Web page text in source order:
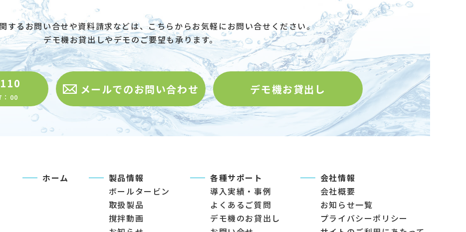
するお問い合せや資料請求などは、こちらからお気軽にお問い合せください。
デモ機お貸出しやデモのご要望も承ります。
：00
メールでのお問い合わせ デモ機お貸出し
ホーム
製品情報
ボールタービン
取扱製品
撹拌動画
各種サポート
導入実績・事例
よくあるご質問
デモ機のお貸出し
会社情報
会社概要
お知らせ一覧
プライバシーポリシー